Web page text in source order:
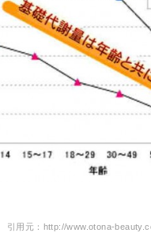
引用元：http://www.otona-